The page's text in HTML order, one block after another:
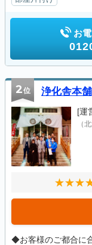
お
2位 浄化舎本舗
[運
（
◆お客様のご都合に